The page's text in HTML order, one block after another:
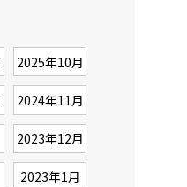
2025年10月
2024年11月
2023年12月
2023年1月